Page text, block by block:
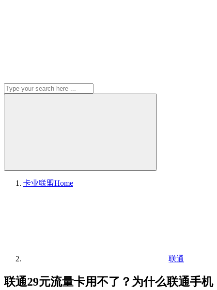
卡业联盟Home
联通
联通29元流量卡用不了？为什么联通手机